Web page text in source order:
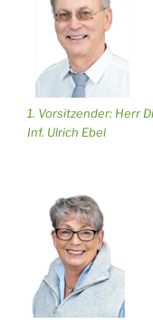
1. Vorsitzender: Herr
Inf. Ulrich Ebel